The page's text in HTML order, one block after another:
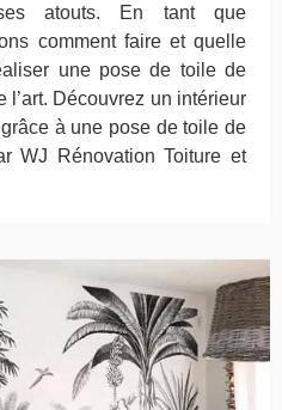
atouts. En tant que
comment faire et quelle
une pose de toile de
l’art. Découvrez un intérieur
à une pose de toile de
WJ Rénovation Toiture et